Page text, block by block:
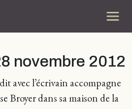
novembre 2012
avec l’écrivain accompagne
Broyer dans sa maison de la